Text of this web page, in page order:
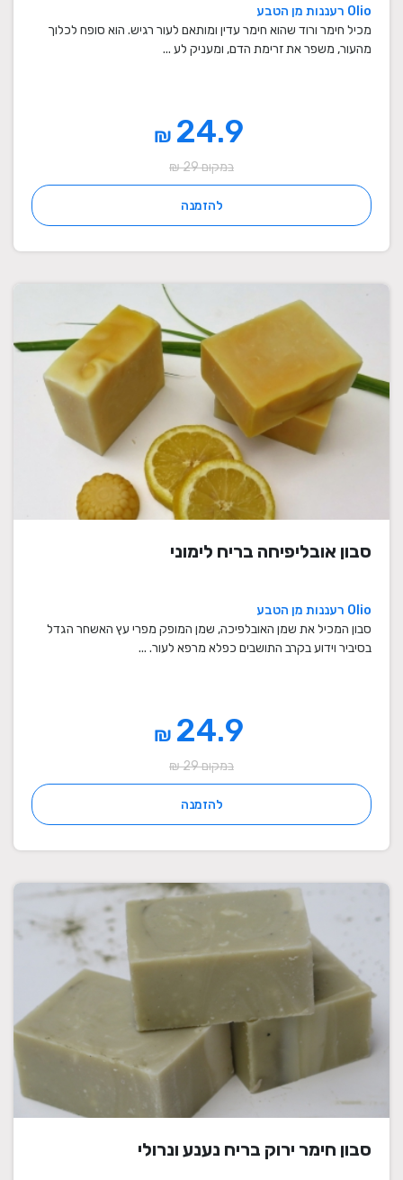
Olio רעננות מן הטבע
מכיל חימר ורוד שהוא חימר עדין ומותאם לעור רגיש. הוא סופח לכלוך
מהעור, משפר את זרימת הדם, ומעניק לע ...
24.9
₪
במקום 29 ₪
להזמנה
סבון אובליפיחה בריח לימוני
Olio רעננות מן הטבע
סבון המכיל את שמן האובלפיכה, שמן המופק מפרי עץ האשחר הגדל
בסיביר וידוע בקרב התושבים כפלא מרפא לעור. ...
24.9
₪
במקום 29 ₪
להזמנה
סבון חימר ירוק בריח נענע ונרולי